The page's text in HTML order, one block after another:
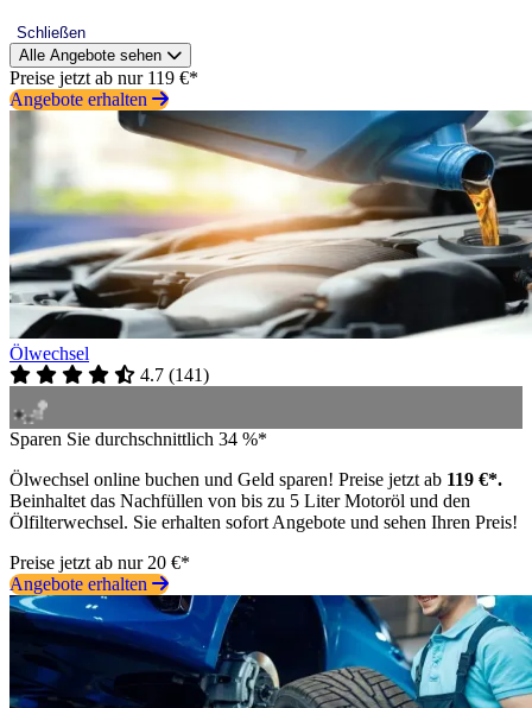
Schließen
Alle Angebote sehen
Preise jetzt ab nur 119 €*
Angebote erhalten
Ölwechsel
4.7 (141)
Sparen Sie durchschnittlich 34 %*
Ölwechsel online buchen und Geld sparen! Preise jetzt ab 119 €*.
Beinhaltet das Nachfüllen von bis zu 5 Liter Motoröl und den
Ölfilterwechsel. Sie erhalten sofort Angebote und sehen Ihren Preis!
Preise jetzt ab nur 20 €*
Angebote erhalten